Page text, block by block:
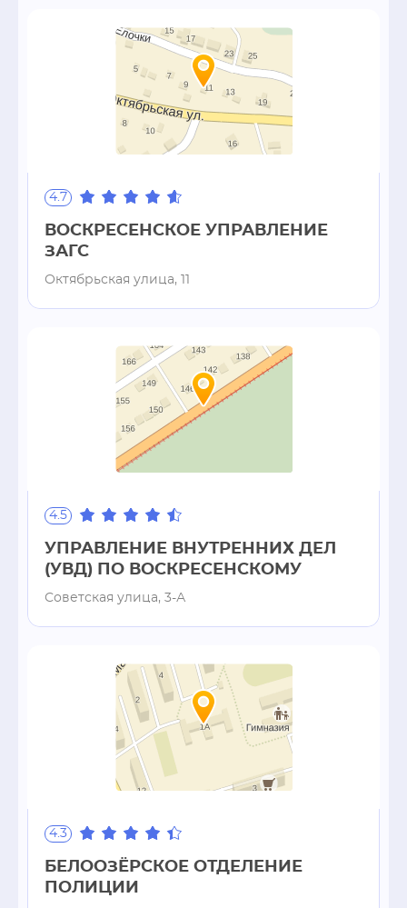
4.7
ВОСКРЕСЕНСКОЕ УПРАВЛЕНИЕ
ЗАГС
Октябрьская улица, 11
4.5
УПРАВЛЕНИЕ ВНУТРЕННИХ ДЕЛ
(УВД) ПО ВОСКРЕСЕНСКОМУ
Советская улица, 3-А
4.3
БЕЛООЗЁРСКОЕ ОТДЕЛЕНИЕ
ПОЛИЦИИ